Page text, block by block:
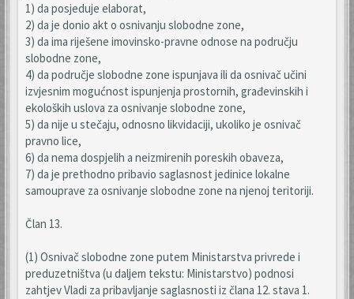
1) da posjeduje elaborat,
2) da je donio akt o osnivanju slobodne zone,
3) da ima riješene imovinsko-pravne odnose na području
slobodne zone,
4) da područje slobodne zone ispunjava ili da osnivač učini
izvjesnim mogućnost ispunjenja prostornih, građevinskih i
ekoloških uslova za osnivanje slobodne zone,
5) da nije u stečaju, odnosno likvidaciji, ukoliko je osnivač
pravno lice,
6) da nema dospjelih a neizmirenih poreskih obaveza,
7) da je prethodno pribavio saglasnost jedinice lokalne
samouprave za osnivanje slobodne zone na njenoj teritoriji.
Član 13.
(1) Osnivač slobodne zone putem Ministarstva privrede i
preduzetništva (u daljem tekstu: Ministarstvo) podnosi
zahtjev Vladi za pribavljanje saglasnosti iz člana 12. stava 1.